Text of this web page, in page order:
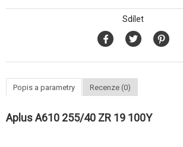
Sdílet
Popis a parametry Recenze (0)
Aplus A610 255/40 ZR 19 100Y